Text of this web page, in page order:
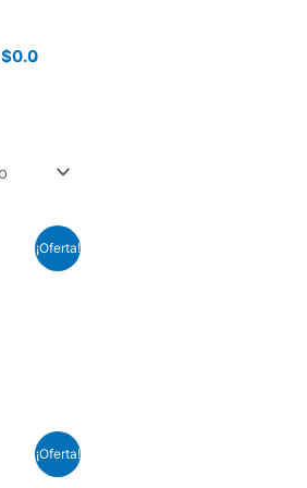
$0.0
0
¡Oferta!
¡Oferta!